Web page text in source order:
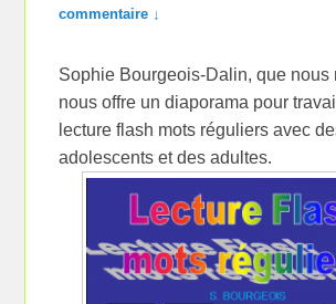
commentaire ↓
Sophie Bourgeois-Dalin, que nous
nous offre un diaporama pour
lecture flash mots réguliers avec
adolescents et des adultes.